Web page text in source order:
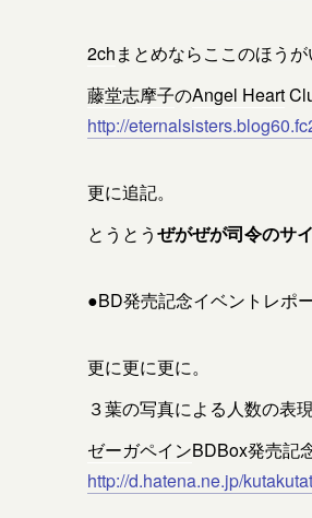
2chまとめならここのほうが
藤堂志摩子のAngel Heart
http://
更に追記。
とうとうぜがぜが司令のサ
●BD発売記念イベントレポ
更に更に更に。
３葉の写真による人数の表
ゼーガペインBDBox発売記
http://d.hatena.ne.jp/